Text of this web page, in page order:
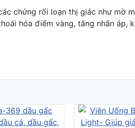
chứng rối loạn thị giác như mờ
hóa điểm vàng, tăng nhãn áp,